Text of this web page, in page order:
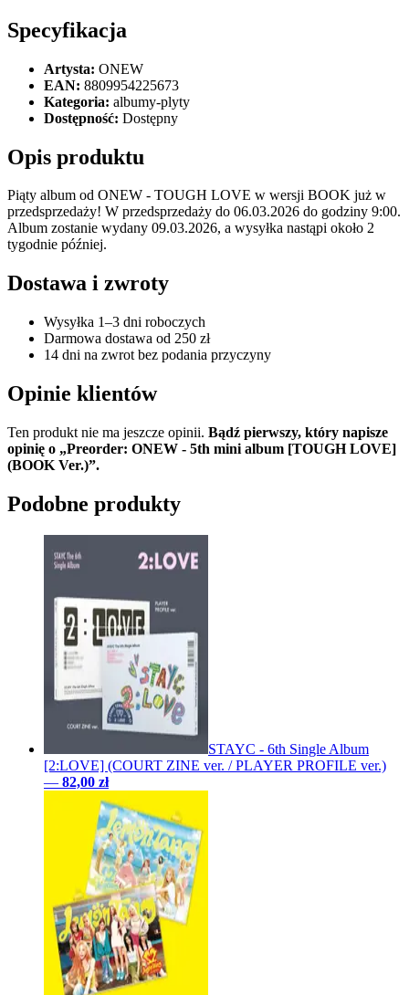
Specyfikacja
Artysta: ONEW
EAN: 8809954225673
Kategoria: albumy-plyty
Dostępność: Dostępny
Opis produktu
Piąty album od ONEW - TOUGH LOVE w wersji BOOK już w
przedsprzedaży! W przedsprzedaży do 06.03.2026 do godziny 9:00.
Album zostanie wydany 09.03.2026, a wysyłka nastąpi około 2
tygodnie później.
Dostawa i zwroty
Wysyłka 1–3 dni roboczych
Darmowa dostawa od 250 zł
14 dni na zwrot bez podania przyczyny
Opinie klientów
Ten produkt nie ma jeszcze opinii. Bądź pierwszy, który napisze
opinię o „Preorder: ONEW - 5th mini album [TOUGH LOVE]
(BOOK Ver.)”.
Podobne produkty
STAYC - 6th Single Album
[2:LOVE] (COURT ZINE ver. / PLAYER PROFILE ver.)
— 82,00 zł